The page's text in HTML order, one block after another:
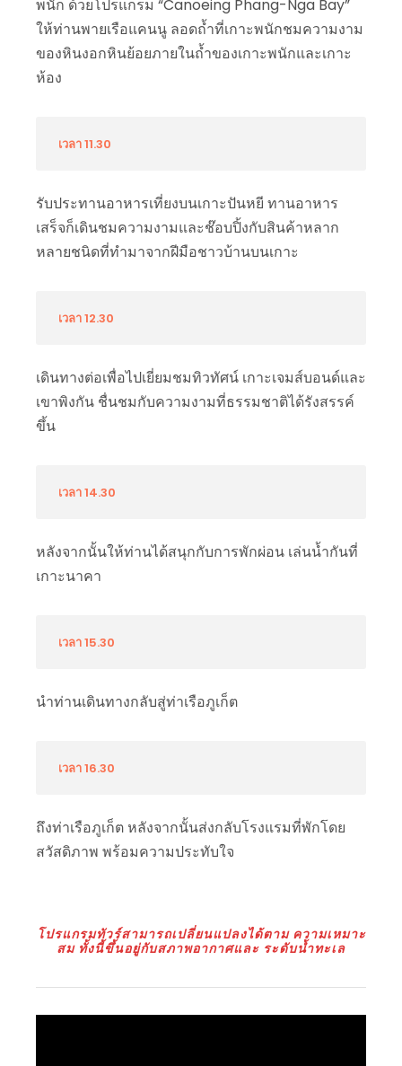
พนัก ด้วยโปรแกรม “Canoeing Phang-Nga Bay”
ให้ท่านพายเรือแคนนู ลอดถ้ำที่เกาะพนักชมความงาม
ของหินงอกหินย้อยภายในถ้ำของเกาะพนักและเกาะ
ห้อง
เวลา 11.30
รับประทานอาหารเที่ยงบนเกาะปันหยี ทานอาหาร
เสร็จก็เดินชมความงามและช๊อบปิ้งกับสินค้าหลาก
หลายชนิดที่ทำมาจากฝีมือชาวบ้านบนเกาะ
เวลา 12.30
เดินทางต่อเพื่อไปเยี่ยมชมทิวทัศน์ เกาะเจมส์บอนด์และ
เขาพิงกัน ชื่นชมกับความงามที่ธรรมชาติได้รังสรรค์
ขึ้น
เวลา 14.30
หลังจากนั้นให้ท่านได้สนุกกับการพักผ่อน เล่นน้ำกันที่
เกาะนาคา
เวลา 15.30
นำท่านเดินทางกลับสู่ท่าเรือภูเก็ต
เวลา 16.30
ถึงท่าเรือภูเก็ต หลังจากนั้นส่งกลับโรงแรมที่พักโดย
สวัสดิภาพ พร้อมความประทับใจ
โปรแกรมทัวร์สามารถเปลี่ยนแปลงได้ตาม ความเหมาะ
สม ทั้งนี้ขึ้นอยู่กับสภาพอากาศและ ระดับน้ำทะเล